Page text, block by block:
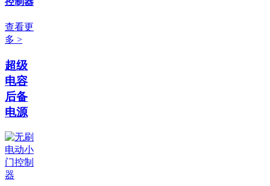
查看更
多 >
超级
电容
后备
电源